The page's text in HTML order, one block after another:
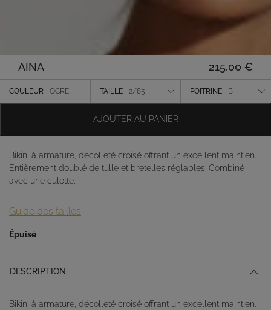
AINA 215,00 €
Couleur
COULEUR OCRE TAILLE 2/85 POITRINE B
Bikini à armature, décolleté croisé offrant un excellent maintien.
Entièrement doublé de tulle et bretelles réglables. Combiné
avec une culotte,
Guide des tailles
Épuisé
AJOUTER AU PANIER
DESCRIPTION
Bikini à armature, décolleté croisé offrant un excellent maintien.